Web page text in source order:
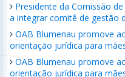
Presidente da Comissão
a integrar comitê de gestão
OAB Blumenau promove
orientação jurídica para
OAB Blumenau promove
orientação jurídica para